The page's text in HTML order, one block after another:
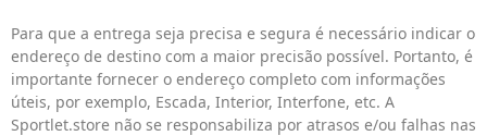
Para que a entrega seja precisa e segura é necessário indicar o
endereço de destino com a maior precisão possível. Portanto, é
importante fornecer o endereço completo com informações
úteis, por exemplo, Escada, Interior, Interfone, etc. A
Sportlet.store não se responsabiliza por atrasos e/ou falhas nas